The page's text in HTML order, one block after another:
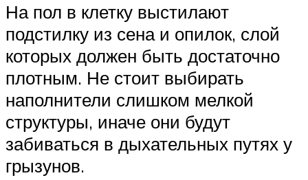
На пол в клетку выстилают
подстилку из сена и опилок, слой
которых должен быть достаточно
плотным. Не стоит выбирать
наполнители слишком мелкой
структуры, иначе они будут
забиваться в дыхательных путях у
грызунов.